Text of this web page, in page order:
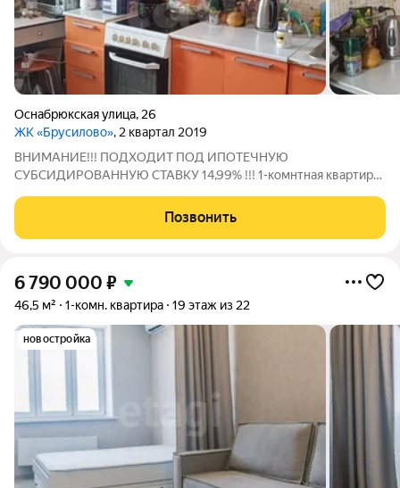
Оснабрюкская улица, 26
ЖК «Брусилово», 2 квартал 2019
ВНИМАНИЕ!!! ПОДХОДИТ ПОД ИПОТЕЧНУЮ
СУБСИДИРОВАННУЮ СТАВКУ 14,99% !!! 1-комнтная квартира
Комната 19,33 кв.м., кухня 12,49 кв.м., санузел совмещен 4.31
кв.м., просторная прихожая 6,53 кв.м., из
Позвонить
6 790 000 ₽
46,5 м² 1-комн. квартира 19 этаж из 22
новостройка